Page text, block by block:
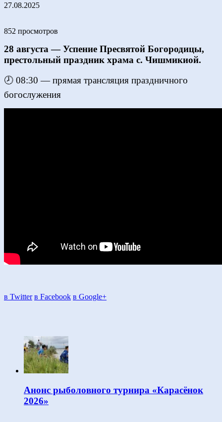
27.08.2025
852 просмотров
28 августа — Успение Пресвятой Богородицы,
престольный праздник храма с. Чишмикиой.
🕗 08:30 — прямая трансляция праздничного
богослужения
в Twitter в Facebook в Google+
Анонс рыболовного турнира «Карасёнок
2026»